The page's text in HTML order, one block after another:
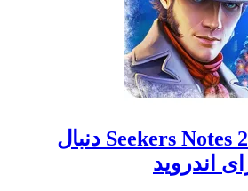
دانلود بازی Seekers Notes 2.72.3 دنبال
اندروید